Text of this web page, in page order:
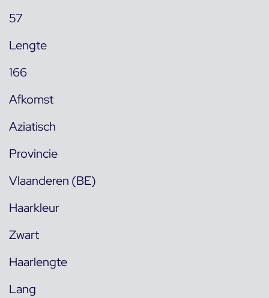
57
Lengte
166
Afkomst
Aziatisch
Provincie
Vlaanderen (BE)
Haarkleur
Zwart
Haarlengte
Lang